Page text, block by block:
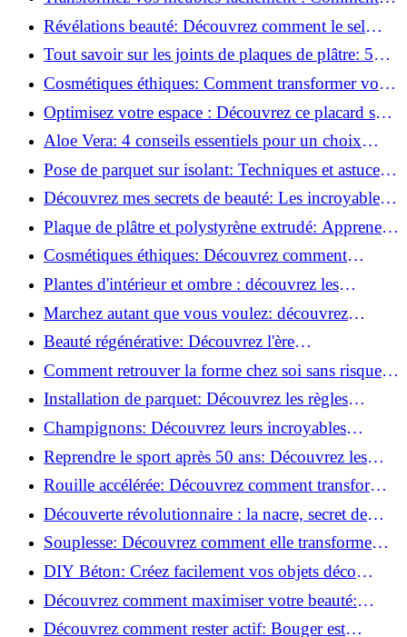
installer des roulettes en un clin d'œil !
Révélations beauté: Découvrez comment le sel
transforme votre routine!
Tout savoir sur les joints de plaques de plâtre: 5
questions clés pour comprendre les fissures!
Cosmétiques éthiques: Comment transformer votre
routine beauté!
Optimisez votre espace : Découvrez ce placard sous
rampant à portes coulissantes!
Aloe Vera: 4 conseils essentiels pour un choix
parfait!
Pose de parquet sur isolant: Techniques et astuces
pour un sol parfait!
Découvrez mes secrets de beauté: Les incroyables
vertus du raisin!
Plaque de plâtre et polystyrène extrudé: Apprenez
à les coller efficacement!
Cosmétiques éthiques: Découvrez comment
transformer votre routine beauté!
Plantes d'intérieur et ombre : découvrez les
meilleures pour votre maison !
Marchez autant que vous voulez: découvrez
pourquoi c'est bénéfique!
Beauté régénérative: Découvrez l'ère
révolutionnaire de la cosmétique verte!
Comment retrouver la forme chez soi sans risque
de blessure: Techniques et conseils sûrs!
Installation de parquet: Découvrez les règles
essentielles à respecter!
Champignons: Découvrez leurs incroyables
pouvoirs antioxydants!
Reprendre le sport après 50 ans: Découvrez les
meilleures méthodes!
Rouille accélérée: Découvrez comment transformer
la corrosion en déco tendance!
Découverte révolutionnaire : la nacre, secret de
régénération inouï !
Souplesse: Découvrez comment elle transforme
votre performance sportive!
DIY Béton: Créez facilement vos objets déco
tendance!
Découvrez comment maximiser votre beauté:
Astuces et secrets révélés!
Découvrez comment rester actif: Bouger est